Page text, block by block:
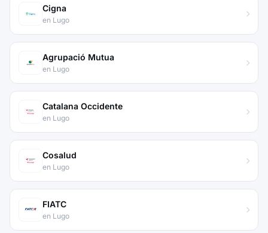
Cigna
en Lugo
Agrupació Mutua
en Lugo
Catalana Occidente
en Lugo
Cosalud
en Lugo
FIATC
en Lugo